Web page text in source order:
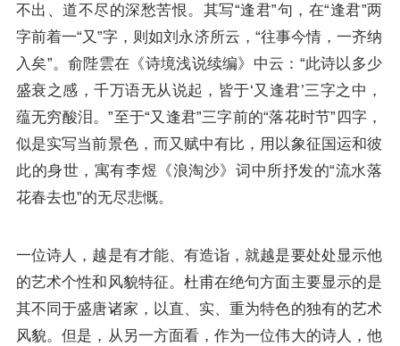
不出、道不尽的深愁苦恨。其写“逢君”句，在“逢君”两
字前着一“又”字，则如刘永济所云，“往事今情，一齐纳
入矣”。俞陛雲在《诗境浅说续编》中云：“此诗以多少
盛衰之感，千万语无从说起，皆于‘又逢君’三字之中，
蕴无穷酸泪。”至于“又逢君”三字前的“落花时节”四字，
似是实写当前景色，而又赋中有比，用以象征国运和彼
此的身世，寓有李煜 《浪淘沙》词中所抒发的“流水落
花春去也”的无尽悲慨。
一位诗人，越是有才能、有造诣，就越是要处处显示他
的艺术个性和风貌特征。杜甫在绝句方面主要显示的是
其不同于盛唐诸家，以直、实、重为特色的独有的艺术
风貌。但是，从另一方面看，作为一位伟大的诗人，他